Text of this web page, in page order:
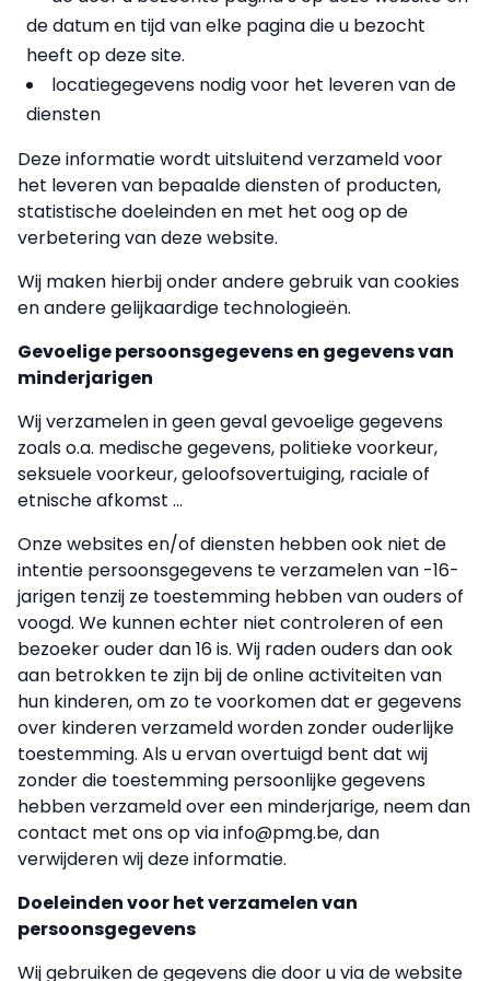
de datum en tijd van elke pagina die u bezocht
heeft op deze site.
locatiegegevens nodig voor het leveren van de
diensten
Deze informatie wordt uitsluitend verzameld voor
het leveren van bepaalde diensten of producten,
statistische doeleinden en met het oog op de
verbetering van deze website.
Wij maken hierbij onder andere gebruik van cookies
en andere gelijkaardige technologieën.
Gevoelige persoonsgegevens en gegevens van
minderjarigen
Wij verzamelen in geen geval gevoelige gegevens
zoals o.a. medische gegevens, politieke voorkeur,
seksuele voorkeur, geloofsovertuiging, raciale of
etnische afkomst ...
Onze websites en/of diensten hebben ook niet de
intentie persoonsgegevens te verzamelen van -16-
jarigen tenzij ze toestemming hebben van ouders of
voogd. We kunnen echter niet controleren of een
bezoeker ouder dan 16 is. Wij raden ouders dan ook
aan betrokken te zijn bij de online activiteiten van
hun kinderen, om zo te voorkomen dat er gegevens
over kinderen verzameld worden zonder ouderlijke
toestemming. Als u ervan overtuigd bent dat wij
zonder die toestemming persoonlijke gegevens
hebben verzameld over een minderjarige, neem dan
contact met ons op via info@pmg.be, dan
verwijderen wij deze informatie.
Doeleinden voor het verzamelen van
persoonsgegevens
Wij gebruiken de gegevens die door u via de website